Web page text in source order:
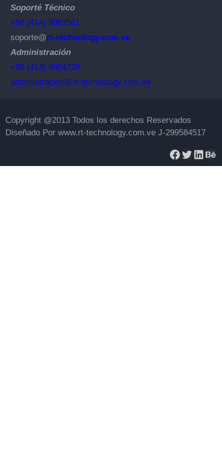
Soporté Técnico
+58 (414) 8083561
soporte@rt-technology.com.ve
Administración
+58 (414) 8654729
administracion@rt-technology.com.ve
Copyright @2013 Todos los derechos Reservados
Diseñado Por www.rt-technology.com.ve J-299584517
Facebook Twitter LinkedIn Behance